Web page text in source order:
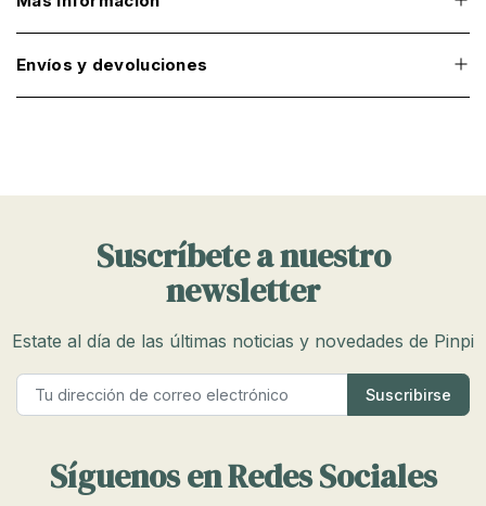
Envíos y devoluciones
Suscríbete a nuestro
newsletter
Estate al día de las últimas noticias y novedades de Pinpi
Síguenos en Redes Sociales